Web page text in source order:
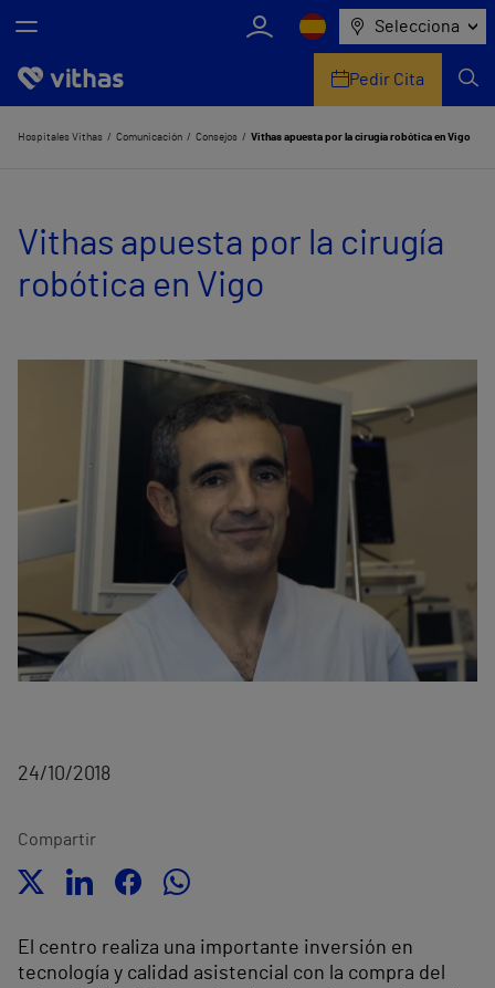
Selecciona
Nosotros
Servicios de salud
Equipo médico y asistencial
Pedir Cita
Hospitales Vithas Comunicación Consejos Vithas apuesta por la cirugía robótica en Vigo
Vithas apuesta por la cirugía
robótica en Vigo
24/10/2018
Compartir
El centro realiza una importante inversión en
tecnología y calidad asistencial con la compra del